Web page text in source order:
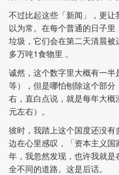
不过比起这些「新闻」，更
以为常。在每个普通的日子
垃圾，它们会在第二天清晨
多万吨1食物里 。
诚然，这个数字里大概有一
等），但是哪怕刨除这个部
右，直白点说，就是每年大
元左右）。
彼时，我踏上这个国度还没
边在心里感叹，「资本主义
年，我忽然发现，也许我就
全不同的道路。这是后话。